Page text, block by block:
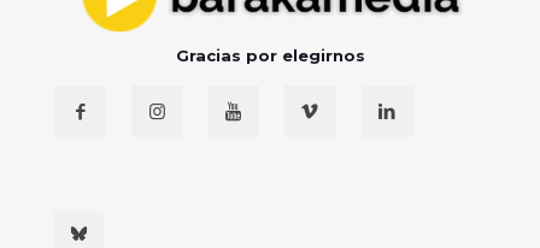
Gracias por elegirnos